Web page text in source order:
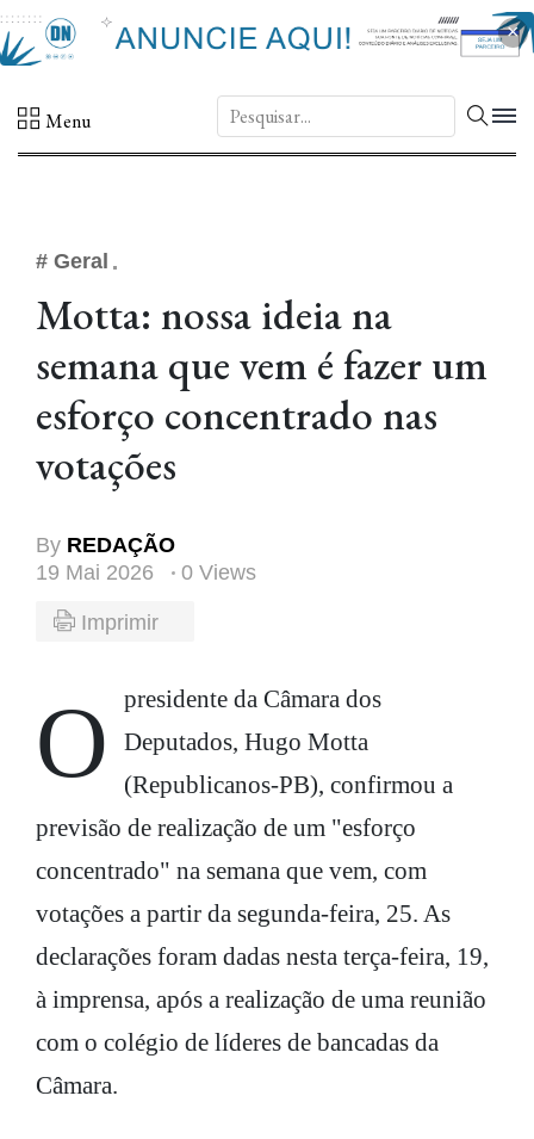
×
Menu DN.
# Geral
Motta: nossa ideia na
semana que vem é fazer um
esforço concentrado nas
votações
By REDAÇÃO
19 Mai 2026
0 Views
Imprimir
O presidente da Câmara dos
Deputados, Hugo Motta
(Republicanos-PB), confirmou a
previsão de realização de um "esforço
concentrado" na semana que vem, com
votações a partir da segunda-feira, 25. As
declarações foram dadas nesta terça-feira, 19,
à imprensa, após a realização de uma reunião
com o colégio de líderes de bancadas da
Câmara.